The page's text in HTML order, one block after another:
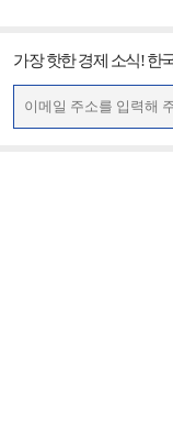
가장 핫한 경제 소식! 한